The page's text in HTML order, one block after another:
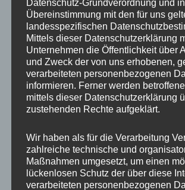
Material Stahl
Ähnliche Produkte
Datenschutz-Grundverordnung und in
Übereinstimmung mit den für uns
landesspezifischen
Mittels dieser Datenschutzerklärung
Unternehmen die Öffentlichkeit über
und Zweck der von uns erhobenen,
verarbeiteten personenbezogenen
informieren. Ferner werden
mittels dieser Datenschutzerklärung
zustehenden Rechte aufgeklärt.
Wir haben als für die Verarbeitung
zahlreiche technische und
Maßnahmen umgesetzt, um einen
lückenlosen Schutz der über diese
verarbeiteten personenbezogenen